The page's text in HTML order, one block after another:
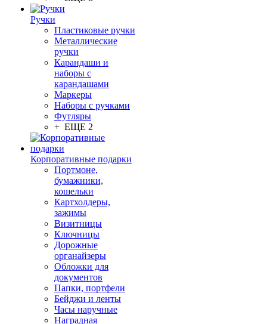
Ручки
Пластиковые ручки
Металлические
ручки
Карандаши и
наборы с
карандашами
Маркеры
Наборы с ручками
Футляры
+ ЕЩЕ 2
Корпоративные подарки
Портмоне,
бумажники,
кошельки
Картхолдеры,
зажимы
Визитницы
Ключницы
Дорожные
органайзеры
Обложки для
документов
Папки, портфели
Бейджи и ленты
Часы наручные
Наградная